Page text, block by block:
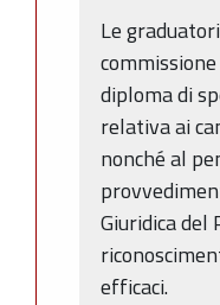
Le
diploma di
relativa ai
nonché al
Giuridica del
efficaci.